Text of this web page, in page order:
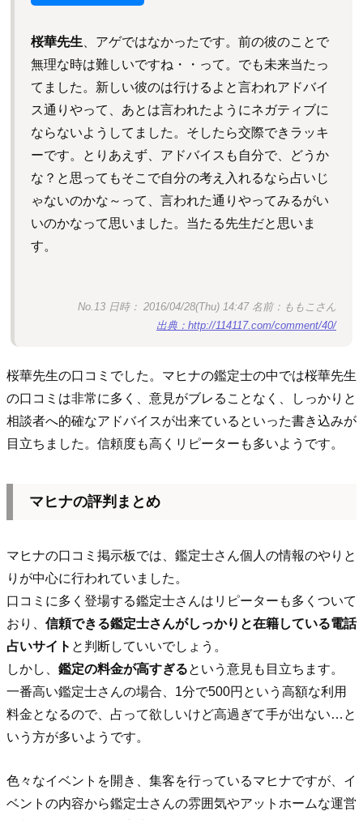
桜華先生、アゲではなかったです。前の彼のことで
無理な時は難しいですね・・って。でも未来当たっ
てました。新しい彼のは行けるよと言われアドバイ
ス通りやって、あとは言われたようにネガティブに
ならないようしてました。そしたら交際できラッキ
ーです。とりあえず、アドバイスも自分で、どうか
な？と思ってもそこで自分の考え入れるなら占いじ
ゃないのかな～って、言われた通りやってみるがい
いのかなって思いました。当たる先生だと思いま
す。
No.13 日時： 2016/04/28(Thu) 14:47 名前：ももこさん
出典：http://114117.com/comment/40/
桜華先生の口コミでした。マヒナの鑑定士の中では桜華先生
の口コミは非常に多く、意見がブレることなく、しっかりと
相談者へ的確なアドバイスが出来ているといった書き込みが
目立ちました。信頼度も高くリピーターも多いようです。
マヒナの評判まとめ
マヒナの口コミ掲示板では、鑑定士さん個人の情報のやりと
りが中心に行われていました。
口コミに多く登場する鑑定士さんはリピーターも多くついて
おり、 信頼できる鑑定士さんがしっかりと在籍している電話
占いサイト と判断していいでしょう。
しかし、 鑑定の料金が高すぎるという意見も目立ちます。
一番高い鑑定士さんの場合、1分で500円という高額な利用
料金となるので、占って欲しいけど高過ぎて手が出ない…と
いう方が多いようです。
色々なイベントを開き、集客を行っているマヒナですが、イ
ベントの内容から鑑定士さんの雰囲気やアットホームな運営